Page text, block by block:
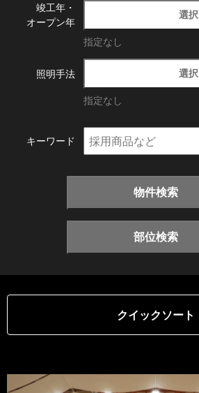
竣工年・
オープン年
選択
指定なし
照明手法 選択
指定なし
キーワード
物件検索
部位検索
クイックソート